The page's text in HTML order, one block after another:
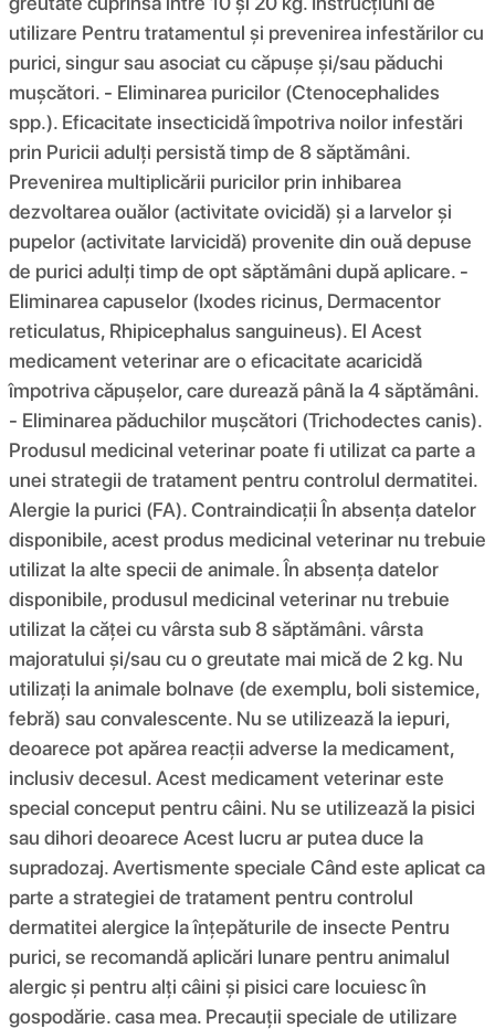
utilizare Pentru tratamentul și prevenirea infestărilor cu
purici, singur sau asociat cu căpușe și/sau păduchi
mușcători. - Eliminarea puricilor (Ctenocephalides
spp.). Eficacitate insecticidă împotriva noilor infestări
prin Puricii adulți persistă timp de 8 săptămâni.
Prevenirea multiplicării puricilor prin inhibarea
dezvoltarea ouălor (activitate ovicidă) și a larvelor și
pupelor (activitate larvicidă) provenite din ouă depuse
de purici adulți timp de opt săptămâni după aplicare. -
Eliminarea capuselor (Ixodes ricinus, Dermacentor
reticulatus, Rhipicephalus sanguineus). El Acest
medicament veterinar are o eficacitate acaricidă
împotriva căpușelor, care durează până la 4 săptămâni.
- Eliminarea păduchilor mușcători (Trichodectes canis).
Produsul medicinal veterinar poate fi utilizat ca parte a
unei strategii de tratament pentru controlul dermatitei.
Alergie la purici (FA). Contraindicații În absența datelor
disponibile, acest produs medicinal veterinar nu trebuie
utilizat la alte specii de animale. În absența datelor
disponibile, produsul medicinal veterinar nu trebuie
utilizat la căței cu vârsta sub 8 săptămâni. vârsta
majoratului și/sau cu o greutate mai mică de 2 kg. Nu
utilizați la animale bolnave (de exemplu, boli sistemice,
febră) sau convalescente. Nu se utilizează la iepuri,
deoarece pot apărea reacții adverse la medicament,
inclusiv decesul. Acest medicament veterinar este
special conceput pentru câini. Nu se utilizează la pisici
sau dihori deoarece Acest lucru ar putea duce la
supradozaj. Avertismente speciale Când este aplicat ca
parte a strategiei de tratament pentru controlul
dermatitei alergice la înțepăturile de insecte Pentru
purici, se recomandă aplicări lunare pentru animalul
alergic și pentru alți câini și pisici care locuiesc în
gospodărie. casa mea. Precauții speciale de utilizare